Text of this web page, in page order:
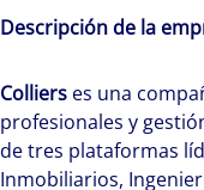
Descripción de la
Colliers es una
profesionales y
de tres plataformas
Inmobiliarios,